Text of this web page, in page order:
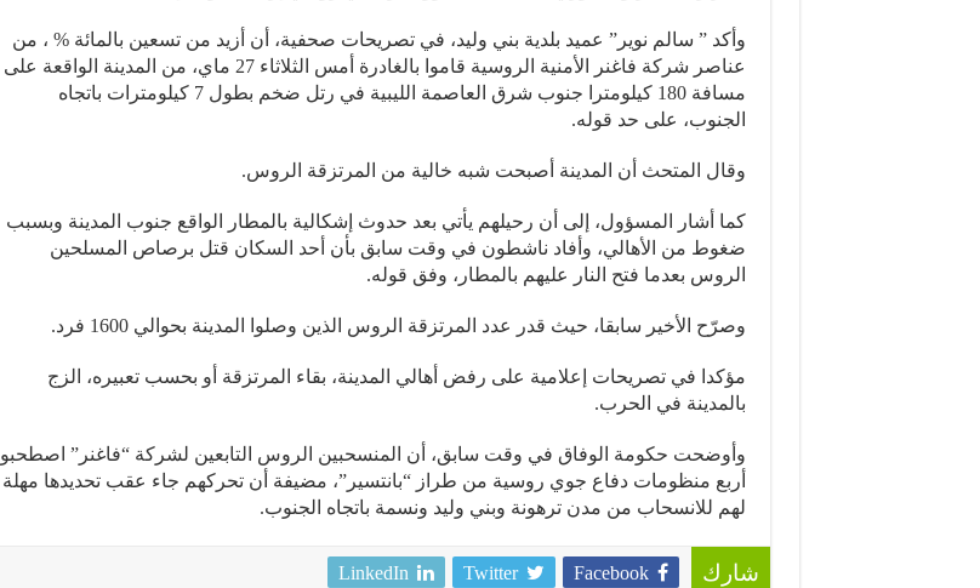
وأكد ” سالم نوير” عميد بلدية بني وليد، في تصريحات صحفية، أن أزيد من تسعين بالمائة % ، من
عناصر شركة فاغنر الأمنية الروسية قاموا بالغادرة أمس الثلاثاء 27 ماي، من المدينة الواقعة على
مسافة 180 كيلومترا جنوب شرق العاصمة الليبية في رتل ضخم بطول 7 كيلومترات باتجاه
الجنوب، على حد قوله.
وقال المتحث أن المدينة أصبحت شبه خالية من المرتزقة الروس.
كما أشار المسؤول، إلى أن رحيلهم يأتي بعد حدوث إشكالية بالمطار الواقع جنوب المدينة وبسبب
ضغوط من الأهالي، وأفاد ناشطون في وقت سابق بأن أحد السكان قتل برصاص المسلحين
الروس بعدما فتح النار عليهم بالمطار، وفق قوله.
وصرّح الأخير سابقا، حيث قدر عدد المرتزقة الروس الذين وصلوا المدينة بحوالي 1600 فرد.
مؤكدا في تصريحات إعلامية على رفض أهالي المدينة، بقاء المرتزقة أو بحسب تعبيره، الزج
بالمدينة في الحرب.
وأوضحت حكومة الوفاق في وقت سابق، أن المنسحبين الروس التابعين لشركة “فاغنر” اصطحبوا
أربع منظومات دفاع جوي روسية من طراز “بانتسير”، مضيفة أن تحركهم جاء عقب تحديدها مهلة
لهم للانسحاب من مدن ترهونة وبني وليد ونسمة باتجاه الجنوب.
شارك Facebook
Twitter
LinkedIn